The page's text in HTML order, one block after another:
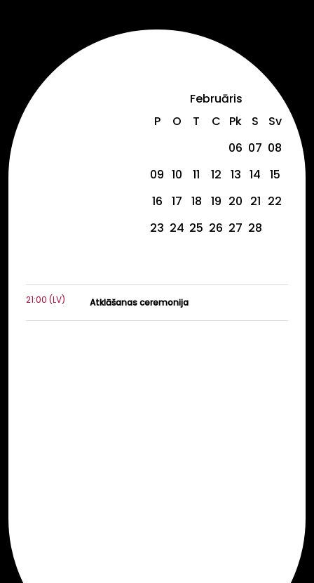
21:00 (LV) Atklāšanas ceremonija
Februāris
P
O T C Pk S
Sv
06 07 08
09 10 11 12 13 14
15
16
17 18 19 20 21 22
23 24 25 26 27 28